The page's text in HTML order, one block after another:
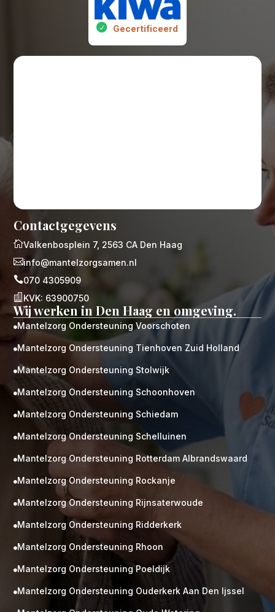
Gecertificeerd
Contactgegevens
Valkenbosplein 7, 2563 CA Den Haag
info@mantelzorgsamen.nl
070 4305909
 KVK: 63900750
Wij werken in Den Haag en omgeving.
Mantelzorg Ondersteuning Voorschoten
Mantelzorg Ondersteuning Tienhoven Zuid Holland
Mantelzorg Ondersteuning Stolwijk
Mantelzorg Ondersteuning Schoonhoven
Mantelzorg Ondersteuning Schiedam
Mantelzorg Ondersteuning Schelluinen
Mantelzorg Ondersteuning Rotterdam Albrandswaard
Mantelzorg Ondersteuning Rockanje
Mantelzorg Ondersteuning Rijnsaterwoude
Mantelzorg Ondersteuning Ridderkerk
Mantelzorg Ondersteuning Rhoon
Mantelzorg Ondersteuning Poeldijk
Mantelzorg Ondersteuning Ouderkerk Aan Den Ijssel